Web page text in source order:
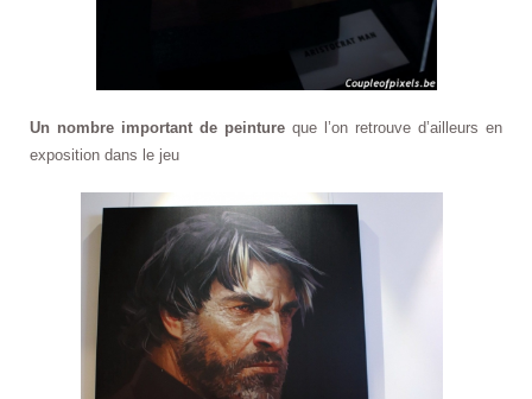
Un nombre important de peinture que l’on retrouve d’ailleurs en
exposition dans le jeu